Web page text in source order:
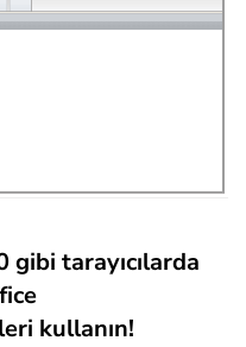
gibi tarayıcılarda
kullanın!